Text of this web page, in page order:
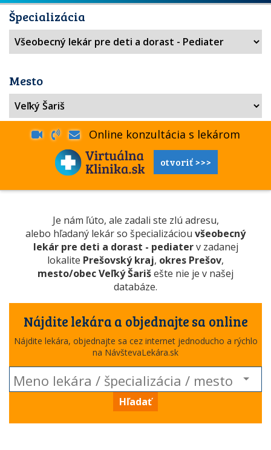
Špecializácia
Mesto
Online konzultácia s lekárom
otvoriť >>>
Je nám ľúto, ale zadali ste zlú adresu,
alebo hľadaný lekár so špecializáciou všeobecný
lekár pre deti a dorast - pediaterv zadanej
lokalite Prešovský kraj, okres Prešov,
mesto/obec Veľký Šarišešte nie je v našej
databáze.
Nájdite lekára a objednajte sa online
Nájdite lekára, objednajte sa cez internet jednoducho a rýchlo
na NávštevaLekára.sk
Hľadať